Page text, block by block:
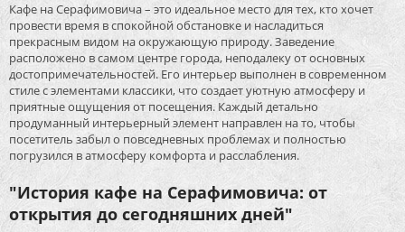
Кафе на Серафимовича – это идеальное место для тех, кто хочет
провести время в спокойной обстановке и насладиться
прекрасным видом на окружающую природу. Заведение
расположено в самом центре города, неподалеку от основных
достопримечательностей. Его интерьер выполнен в современном
стиле с элементами классики, что создает уютную атмосферу и
приятные ощущения от посещения. Каждый детально
продуманный интерьерный элемент направлен на то, чтобы
посетитель забыл о повседневных проблемах и полностью
погрузился в атмосферу комфорта и расслабления.
"История кафе на Серафимовича: от
открытия до сегодняшних дней"